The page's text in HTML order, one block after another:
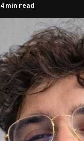
4 min read